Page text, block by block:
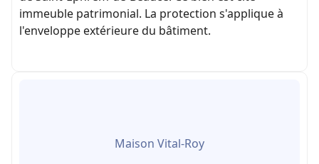
immeuble patrimonial. La protection s'applique à
l'enveloppe extérieure du bâtiment.
Maison Vital-Roy